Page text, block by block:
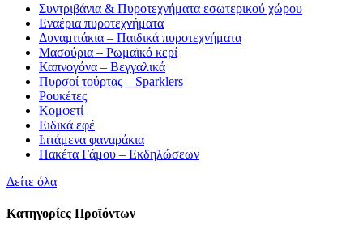
Συντριβάνια & Πυροτεχνήματα εσωτερικού χώρου
Εναέρια πυροτεχνήματα
Δυναμιτάκια – Παιδικά πυροτεχνήματα
Μασούρια – Ρωμαϊκό κερί
Καπνογόνα – Βεγγαλικά
Πυρσοί τούρτας – Sparklers
Ρουκέτες
Κομφετί
Ειδικά εφέ
Ιπτάμενα φαναράκια
Πακέτα Γάμου – Εκδηλώσεων
Δείτε όλα
Κατηγορίες Προϊόντων